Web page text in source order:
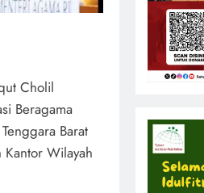
Cholil
Beragama
Barat
Wilayah